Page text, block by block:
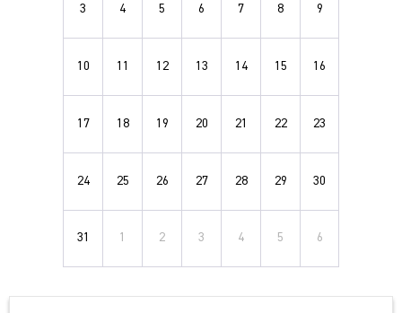
3 4 5 6 7 8 9
10 11 12 13 14 15 16
17 18 19 20 21 22 23
24 25 26 27 28 29 30
31 1 2 3 4 5 6